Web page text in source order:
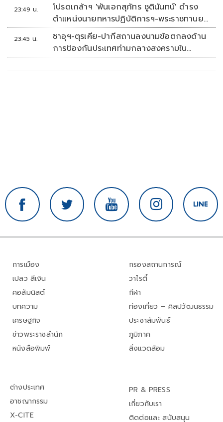
23:49 น.
โปรดเกล้าฯ 'พันเอกสุภัทร ชูตินันทน์' ดำรง
ตำแหน่งนายทหารปฏิบัติการฯ-พระราชทานยศ
'พลตรี'
23:45 น.
ซาอุฯ-ตุรเคีย-ปากีสถานลงนามข้อตกลงด้าน
การป้องกันประเทศท่ามกลางสงครามใน
ภูมิภาค
การเมือง
เปลว สีเงิน
คอลัมนิสต์
บทความ
เศรษฐกิจ
ข่าวพระราชสำนัก
หนังสือพิมพ์
กรองสถานการณ์
วาไรตี้
กีฬา
ท่องเที่ยว – ศิลปวัฒนธรรม
ประชาสัมพันธ์
ภูมิภาค
สิ่งแวดล้อม
ต่างประเทศ
อาชญากรรม
X-CITE
PR & PRESS
เกี่ยวกับเรา
ติดต่อและ สนับสนุน